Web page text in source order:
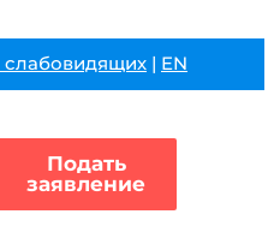
слабовидящих | EN
Подать
заявление